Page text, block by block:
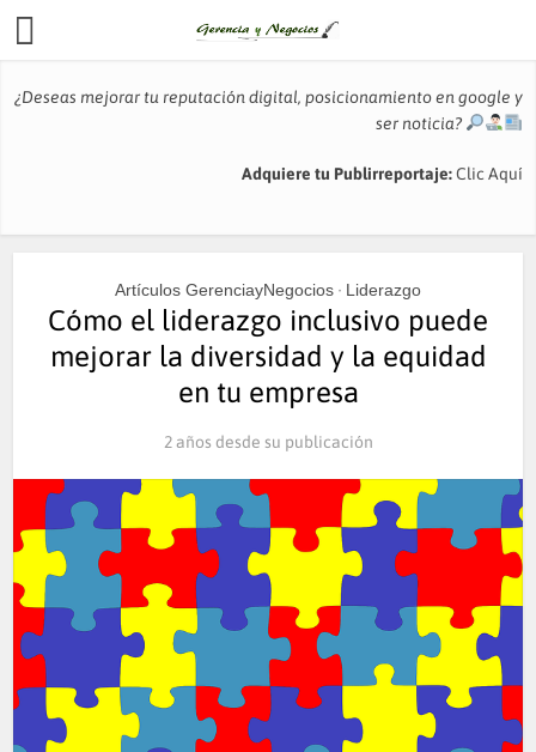
¿Deseas mejorar tu reputación digital, posicionamiento en google y
ser noticia?
Adquiere tu Publirreportaje:Clic Aquí
Artículos GerenciayNegocios • Liderazgo
Cómo el liderazgo inclusivo puede
mejorar la diversidad y la equidad
en tu empresa
2 años desde su publicación